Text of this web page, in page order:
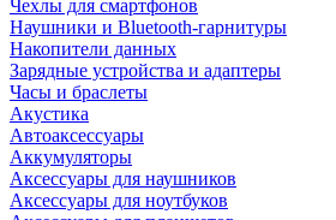
Чехлы для смартфонов
Наушники и Bluetooth-гарнитуры
Накопители данных
Зарядные устройства и адаптеры
Часы и браслеты
Акустика
Автоаксессуары
Аккумуляторы
Аксессуары для наушников
Аксессуары для ноутбуков